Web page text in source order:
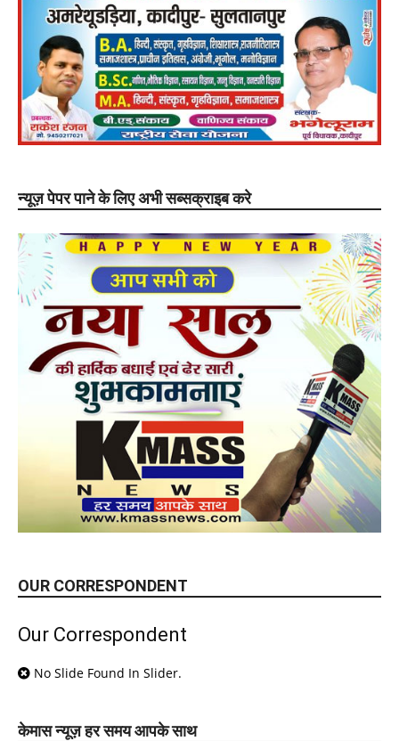
न्यूज़ पेपर पाने के लिए अभी सब्सक्राइब करे
OUR CORRESPONDENT
Our Correspondent
No Slide Found In Slider.
केमास न्यूज़ हर समय आपके साथ